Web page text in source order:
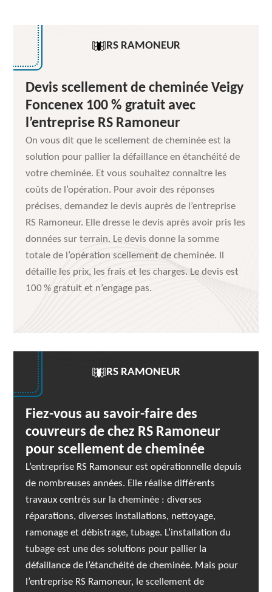
RS RAMONEUR
Devis scellement de cheminée Veigy
Foncenex 100 % gratuit avec
l’entreprise RS Ramoneur
On vous dit que le scellement de cheminée est la
solution pour pallier la défaillance en étanchéité de
votre cheminée. Et vous souhaitez connaitre les
coûts de l’opération. Pour avoir des réponses
précises, demandez le devis auprès de l’entreprise
RS Ramoneur. Elle dresse le devis après avoir pris les
données sur terrain. Le devis donne la somme
totale de l’opération scellement de cheminée. Il
détaille les prix, les frais et les charges. Le devis est
100 % gratuit et n’engage pas.
RS RAMONEUR
Fiez-vous au savoir-faire des
couvreurs de chez RS Ramoneur
pour scellement de cheminée
L’entreprise RS Ramoneur est opérationnelle depuis
de nombreuses années. Elle réalise différents
travaux centrés sur la cheminée : diverses
réparations, diverses installations, nettoyage,
ramonage et débistrage, tubage. L’installation du
tubage est une des solutions pour pallier la
défaillance de l’étanchéité de cheminée. Mais pour
l’entreprise RS Ramoneur, le scellement de